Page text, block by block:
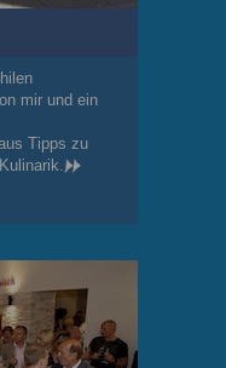
mir und ein
Tipps zu